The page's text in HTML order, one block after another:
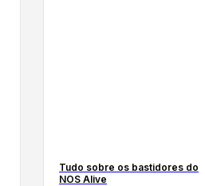
Tudo sobre os bastidores do
NOS Alive